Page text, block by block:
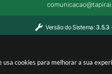
cookies para melhorar a sua
Versão do Sistema: 3.5.3
© Copyright Instar -